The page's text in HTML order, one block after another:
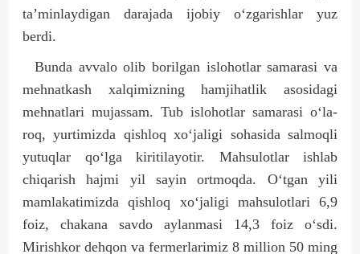
ta’minlaydigan darajada ijobiy o‘zgarishlar yuz
berdi.
Bunda avvalo olib borilgan islohotlar samarasi va
mehnatkash xalqimizning hamjihatlik asosidagi
mehnatlari mujassam. Tub islo­hotlar samarasi o‘la­
roq, yurtimizda qishloq xo‘jaligi sohasida salmoqli
yutuqlar qo‘lga kiritilayotir. Mahsulotlar ishlab
chiqarish hajmi yil sayin ortmoqda. O‘tgan yili
mamlakatimizda qishloq xo‘jaligi mahsulotlari 6,9
foiz, chakana savdo aylanmasi 14,3 foiz o‘sdi.
Mirishkor dehqon va fermerlarimiz 8 million 50 ming